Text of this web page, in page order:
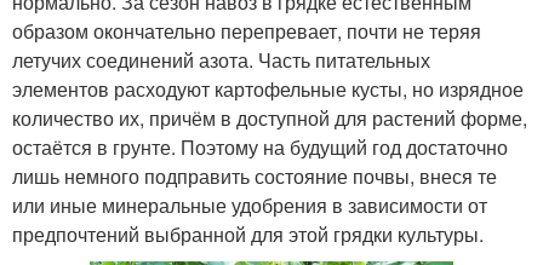
образом окончательно перепревает, почти не теряя
летучих соединений азота. Часть питательных
элементов расходуют картофельные кусты, но изрядное
количество их, причём в доступной для растений форме,
остаётся в грунте. Поэтому на будущий год достаточно
лишь немного подправить состояние почвы, внеся те
или иные минеральные удобрения в зависимости от
предпочтений выбранной для этой грядки культуры.